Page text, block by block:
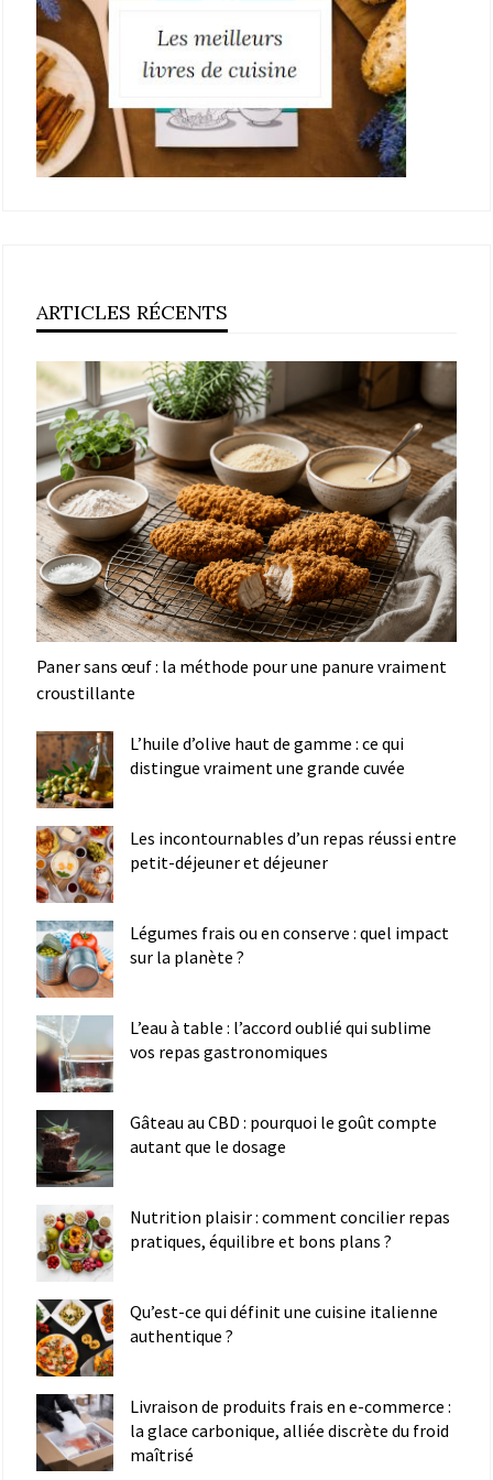
ARTICLES RÉCENTS
Paner sans œuf : la méthode pour une panure vraiment
croustillante
L’huile d’olive haut de gamme : ce qui
distingue vraiment une grande cuvée
Les incontournables d’un repas réussi entre
petit-déjeuner et déjeuner
Légumes frais ou en conserve : quel impact
sur la planète ?
L’eau à table : l’accord oublié qui sublime
vos repas gastronomiques
Gâteau au CBD : pourquoi le goût compte
autant que le dosage
Nutrition plaisir : comment concilier repas
pratiques, équilibre et bons plans ?
Qu’est-ce qui définit une cuisine italienne
authentique ?
Livraison de produits frais en e-commerce :
la glace carbonique, alliée discrète du froid
maîtrisé